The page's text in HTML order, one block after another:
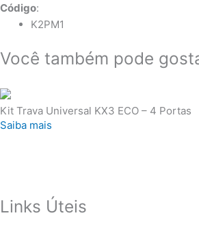
Código:
K2PM1
Você também pode
Kit Trava Universal KX3 ECO – 4 Portas
Saiba mais
Links Úteis